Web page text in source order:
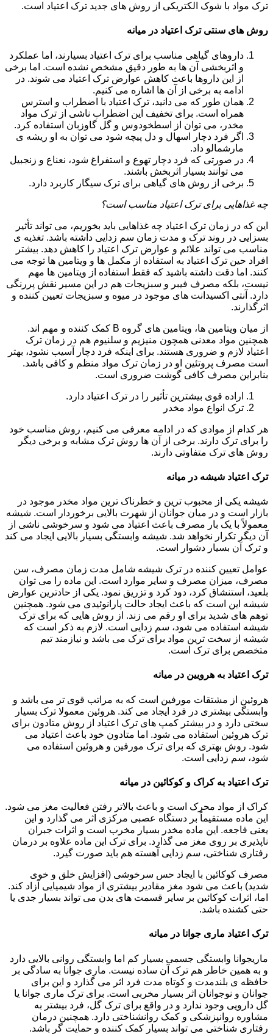
ترک مواد با شوک الکتریکی از روش های جدید ترک اعتیاد است.
روش های سنتی ترک اعتیاد در میانه
داروهای گیاهی مناسب برای ترک اعتیاد بسیارند، اما عملکرد
و اثربخشی آن ها به طور دقیق مشخص نشده است. اما برخی
از این داروها باعث کاهش عوارض ترک اعتیاد می شوند. در
ادامه به برخی از آن ها اشاره می کنیم.
همان طور که می دانید، ترک اعتیاد با اضطراب و استرس
همراه است. برای تخفیف این اضطراب ناشی از ترک مواد
مخدر، می توان از اسطخودوس و گل گاوزبان استفاده کرد.
اگر فرد دچار اسهال و دل پیچه شود می توان به او ریشه ی
مارشمالو داد.
در صورتی که فرد دچار تهوع و استفراغ شود، نعناع و زنجبیل
می توانند بسیار اثربخش باشند.
برخی از روش های گیاهی برای ترک سیگار کاربرد دارد.
چه غذاهایی برای ترک اعتیاد مناسب است؟
این که در زمان ترک اعتیاد چه غذاهایی باید بخوریم، می تواند تأثیر
بسزایی در روند ترک و مدت زمان سم زدایی داشته باشد. تغذیه ی
مناسب می تواند علائم و عوارض ترک اعتیاد را کاهش دهد. بیشتر
افراد حین ترک اعتیاد به استفاده از مکمل ها و ویتامین ها توجه می
کنند. اما دقت داشته باشید که فقط استفاده از ویتامین ها مهم
نیست، بلکه مصرف فیبر و سبزیجات هم در این مسیر نقش پررنگی
دارد. آنتی اکسیدانت های موجود در میوه و سبزیجات تعیین کننده و
اثرگذارند.
از میان ویتامین ها، ویتامین های گروه B کمک کننده و مهم اند.
همچنین مواد معدنی همچون منیزیم و سلنیوم هم در زمان ترک
اعتیاد لازم و ضروری هستند. برای اینکه فرد دچار آسیب نشود، بهتر
است مصرف پروتئین او در زمان ترک مواد منظم و کافی باشد.
بنابراین مصرف کافی گوشت ضروری است.
اراده قوی بیشترین تأثیر را در ترک اعتیاد دارد.
ترک انواع مواد مخدر
هر کدام از موادی که در ادامه معرفی می کنیم، روش مناسب خود
را برای ترک دارند. برخی از آن ها روش ترک مشابه و برخی دیگر
روش های ترک متفاوتی دارند.
ترک اعتیاد شیشه در میانه
شیشه یکی از محبوب ترین و خطرناک ترین مواد مخدر موجود در
بازار است و در میان جوانان از شهرت بالایی برخوردار است. شیشه
معمولاً با یک بار مصرف باعث اعتیاد می شود و سرخوشی ناشی از
آن دیگر تکرار نخواهد شد. شیشه وابستگی بسیار بالایی ایجاد می کند
و ترک آن بسیار دشوار است.
عوامل تعیین کننده در ترک شیشه شامل مدت زمان مصرف، سن
مصرف، میزان مصرف و سایر موارد است. این ماده را می توان
بلعید، استنشاق کرد، دود کرد و تزریق نمود. یکی از حادترین عوارض
شیشه این است که باعث ایجاد حالت پارانوئیدی می شود. همچنین
توهم های شدید برای او رقم می زند. از روش هایی که برای ترک
شیشه استفاده می شود، سم زدایی است. لازم به ذکر است که
شیشه از سخت ترین مواد برای ترک می باشد و نیازمند تیم
متخصص برای ترک است.
ترک اعتیاد به هرویین در میانه
هروئین از مشتقات مورفین است که به مراتب قوی تر می باشد و
وابستگی بیشتری در فرد ایجاد می کند. هروئین معمولا ترک بسیار
سختی دارد و در بیشتر کمپ های ترک اعتیاد از روش متادون برای
ترک هروئین استفاده می شود. اما متادون خود باعث اعتیاد می
شود. روش بهتری که برای ترک مورفین و هروئین استفاده می
شود، سم زدایی است.
ترک اعتیاد به کراک و کوکائین در میانه
کراک از مواد محرک است و باعث بالاتر رفتن فعالیت مغز می شود.
این ماده مستقیماً بر دستگاه عصبی مرکزی اثر می گذارد و این
یعنی فاجعه. این ماده مخدر بسیار مخرب است و اثرات جبران
ناپذیری بر روی مغز می گذارد. برای ترک این ماده علاوه بر درمان
رفتاری شناختی، سم زدایی آهسته هم باید صورت گیرد.
مصرف کوکائین با ایجاد حس سرخوشی (افزایش خلق و خوی
شدید) باعث می شود مغز مقادیر بیشتری از مواد شیمیایی آزاد کند.
اما، اثرات کوکائین بر سایر قسمت های بدن می تواند بسیار جدی یا
حتی کشنده باشد.
ترک اعتیاد ماری جوانا در میانه
ماریجوانا وابستگی جسمی بسیار کم اما وابستگی روانی بالایی دارد
و به همین خاطر هم ترک آن ساده نیست. ماری جوانا به سادگی بر
حافظه ی بلندمدت و کوتاه مدت فرد اثر می گذارد و این برای
جوانان و نوجوانان اثر بسیار مخربی است. برای ترک ماری جوانا یا
گل دارویی وجود ندارد و در واقع برای ترک گل، فرد بیشتر به
مشاوره روانپزشکی و کمک روانشناختی دارد. همچنین درمان
رفتاری شناختی می تواند بسیار کمک کننده و حمایت گر باشد.